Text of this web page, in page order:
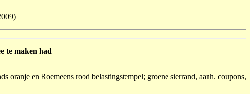
te maken had
oranje en Roemeens rood belastingstempel; groene sierrand, aanh. coupons,